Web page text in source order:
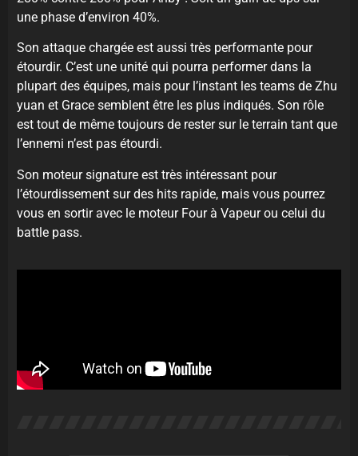
une phase d’environ 40%.
Son attaque chargée est aussi très performante pour
étourdir. C’est une unité qui pourra performer dans la
plupart des équipes, mais pour l’instant les teams de Zhu
yuan et Grace semblent être les plus indiqués. Son rôle
est tout de même toujours de rester sur le terrain tant que
l’ennemi n’est pas étourdi.
Son moteur signature est très intéressant pour
l’étourdissement sur des hits rapide, mais vous pourrez
vous en sortir avec le moteur Four à Vapeur ou celui du
battle pass.